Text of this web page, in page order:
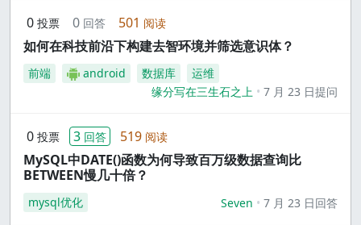
0 投票 0 回答 501 阅读
如何在科技前沿下构建去智环境并筛选意识体？
前端 android 数据库
运维
缘分写在三生石之上
7 月 23 日提问
0 投票 3 回答 519 阅读
MySQL中DATE()函数为何导致百万级数据查询比
BETWEEN慢几十倍？
mysql优化 Seven 7 月 23 日回答